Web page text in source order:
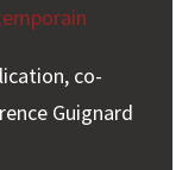
co-
Guignard